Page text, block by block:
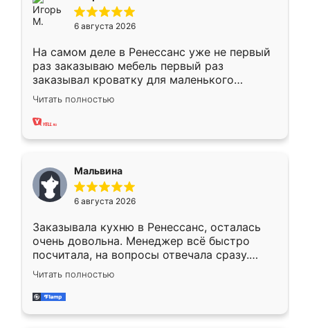
6 августа 2026
На самом деле в Ренессанс уже не первый
раз заказываю мебель первый раз
заказывал кроватку для маленького
ребёнка при его рождении ,во второй раз
заказал шкаф-купе. По качеству очень
хорошее сборка достаточно быстрая,
меньше, здесь же он более разнообразный.
Мне нравится ,если что-то потребуется из
мебели буду заказывать только здесь.
Читать полностью
Мальвина
6 августа 2026
Заказывала кухню в Ренессанс, осталась
очень довольна. Менеджер всё быстро
посчитала, на вопросы отвечала сразу.
Замерщик приехал в субботу, подошёл к
делу со всей ответственностью. Собрали
за день, ребята работали аккуратно, даже
Читать полностью